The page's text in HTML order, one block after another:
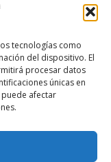
tecnologías como
del dispositivo. El
procesar datos
únicas en
afectar